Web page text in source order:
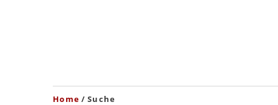
Home Suche